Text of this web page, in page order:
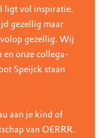
ligt vol inspiratie.
gezellig maar
gezellig. Wij
en onze collega-
Speijck staan
aan je kind of
van OERRR.